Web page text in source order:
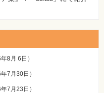
8月 6日 ）
7月30日 ）
7月23日 ）